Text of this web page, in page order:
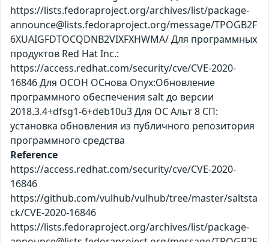
https://lists.fedoraproject.org/archives/list/package-
announce@lists.fedoraproject.org/message/TPOGB2F
6XUAIGFDTOCQDNB2VIXFXHWMA/ Для программных
продуктов Red Hat Inc.:
https://access.redhat.com/security/cve/CVE-2020-
16846 Для ОСОН ОСнова Оnyx:Обновление
программного обеспечения salt до версии
2018.3.4+dfsg1-6+deb10u3 Для ОС Альт 8 СП:
установка обновления из публичного репозитория
программного средства
Reference
https://access.redhat.com/security/cve/CVE-2020-
16846
https://github.com/vulhub/vulhub/tree/master/saltsta
ck/CVE-2020-16846
https://lists.fedoraproject.org/archives/list/package-